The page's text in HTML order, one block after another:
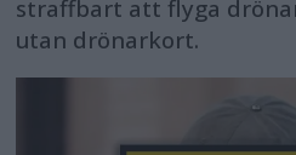
straffbart att flyga
utan drönarkort.